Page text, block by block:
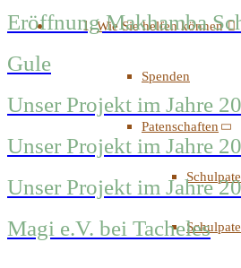
Wie Sie helfen können
Spenden
Patenschaften
Eröffnung Makhamba
Gule
Unser Projekt im Jahre
Unser Projekt im Jahre
Unser Projekt im Jahre
Magi e.V. bei Tacheles